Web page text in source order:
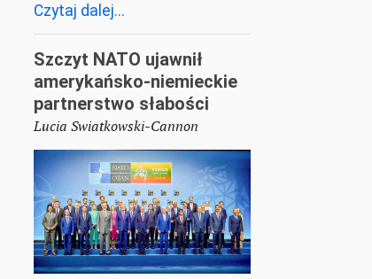
Czytaj dalej...
Szczyt NATO ujawnił
amerykańsko-niemieckie
partnerstwo słabości
Lucia Swiatkowski-Cannon